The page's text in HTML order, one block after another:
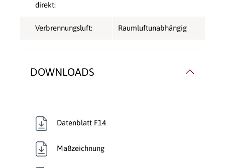
direkt:
Verbrennungsluft: Raumluftunabhängig
DOWNLOADS
Datenblatt F14
Maßzeichnung